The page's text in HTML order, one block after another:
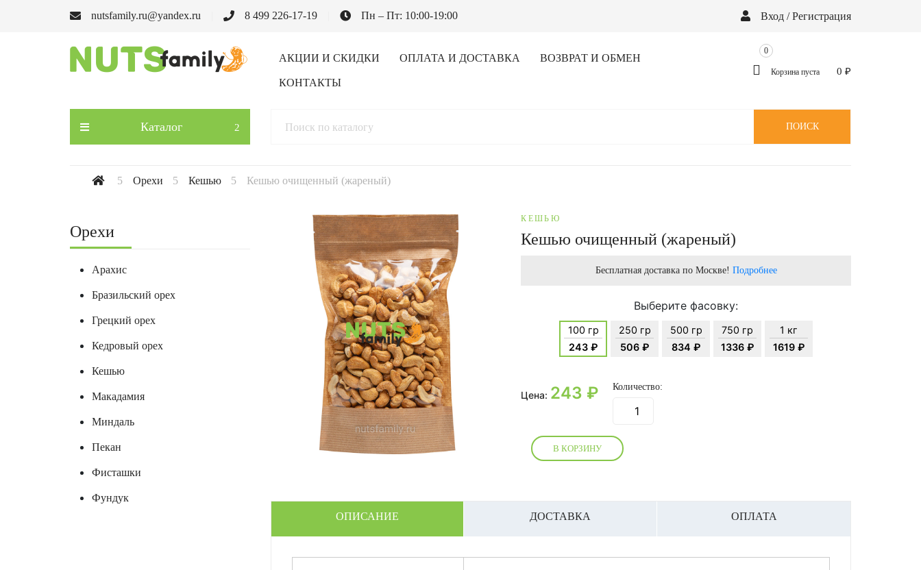
nutsfamily.ru@yandex.ru 8 499 226-17-19 Пн – Пт: 10:00-19:00 Вход / Регистрация
АКЦИИ И СКИДКИ ОПЛАТА И ДОСТАВКА ВОЗВРАТ И ОБМЕН
КОНТАКТЫ
Корзина пуста
0
0 ₽
Каталог ПОИСК
Орехи Кешью Кешью очищенный (жареный)
Орехи
Арахис
Бразильский орех
Грецкий орех
Кедровый орех
Кешью
Макадамия
Миндаль
Пекан
Фисташки
Фундук
КЕШЬЮ
Кешью очищенный (жареный)
Бесплатная доставка по Москве! Подробнее
Выберите фасовку:
100 гр
243 ₽
250 гр
506 ₽
500 гр
834 ₽
750 гр
1336 ₽
1 кг
1619 ₽
Цена: 243 ₽ Количество:
В КОРЗИНУ
ОПИСАНИЕ ДОСТАВКА ОПЛАТА